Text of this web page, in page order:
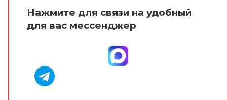
Нажмите для связи на удобный
для вас мессенджер